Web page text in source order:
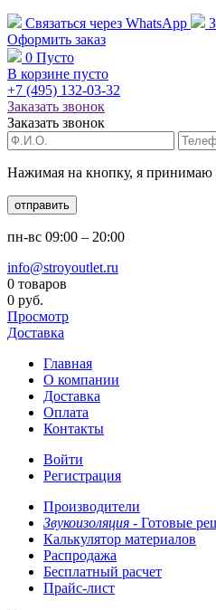
Связаться через WhatsApp
Оформить заказ
0 Пусто
В корзине пусто
+7 (495) 132-03-32
Заказать звонок
Заказать звонок
Нажимая на кнопку, я принимаю
отправить
пн-вс 09:00 – 20:00
info@stroyoutlet.ru
0 товаров
0 руб.
Просмотр
Доставка
Главная
О компании
Доставка
Оплата
Контакты
Войти
Регистрация
Производители
Звукоизоляция - Готовые
Калькулятор материалов
Распродажа
Бесплатный расчет
Прайс-лист